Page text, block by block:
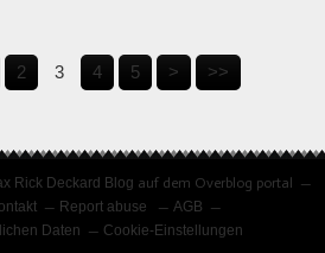
2 3 4 5 > >>
Rick Deckard Blog auf dem Overblog portal
Report abuse
AGB
Daten
Cookie-Einstellungen